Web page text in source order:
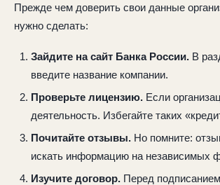
Прежде чем доверить свои данные
нужно сделать:
Зайдите на сайт Банка России. В
введите название компании.
Проверьте лицензию. Если
деятельность. Избегайте таких
Почитайте отзывы. Но помните:
искать информацию на независимых
Изучите договор. Перед